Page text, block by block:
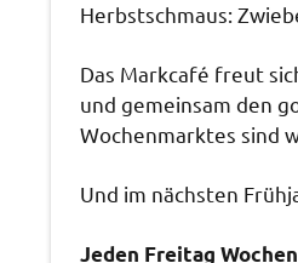
Herbstschmaus:
Das Markcafé freut
und gemeinsam den
Wochenmarktes sind
Und im nächsten
Jeden Freitag